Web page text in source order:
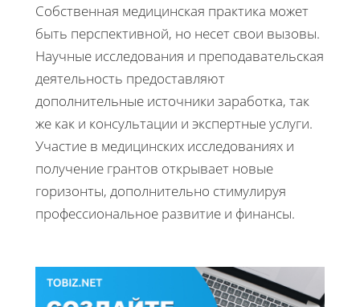
Собственная медицинская практика может
быть перспективной, но несет свои вызовы.
Научные исследования и преподавательская
деятельность предоставляют
дополнительные источники заработка, так
же как и консультации и экспертные услуги.
Участие в медицинских исследованиях и
получение грантов открывает новые
горизонты, дополнительно стимулируя
профессиональное развитие и финансы.